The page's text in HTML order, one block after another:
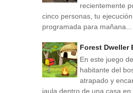
recientemente
cinco personas, tu
programada para mañana...
Forest Dweller
En este juego
habitante del
atrapado y
jaula dentro de una casa en